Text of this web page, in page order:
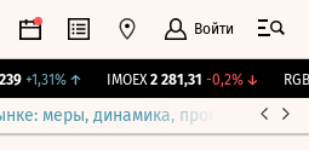
Войти
+1,31%↑ IMOEX 2 281,31 -0,2%↓
меры, динамика, прогнозы